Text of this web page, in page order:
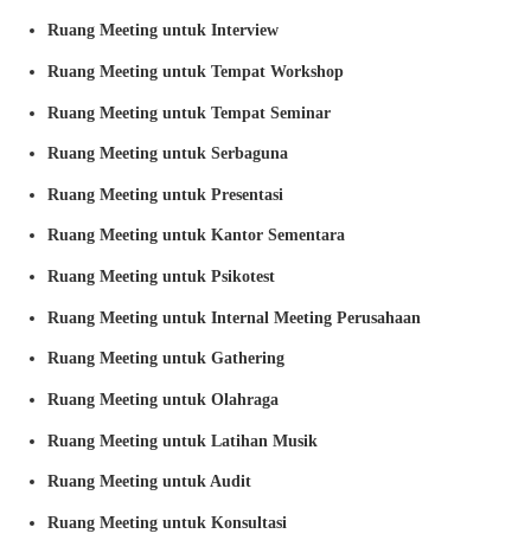
Ruang Meeting untuk Interview
Ruang Meeting untuk Tempat Workshop
Ruang Meeting untuk Tempat Seminar
Ruang Meeting untuk Serbaguna
Ruang Meeting untuk Presentasi
Ruang Meeting untuk Kantor Sementara
Ruang Meeting untuk Psikotest
Ruang Meeting untuk Internal Meeting Perusahaan
Ruang Meeting untuk Gathering
Ruang Meeting untuk Olahraga
Ruang Meeting untuk Latihan Musik
Ruang Meeting untuk Audit
Ruang Meeting untuk Konsultasi